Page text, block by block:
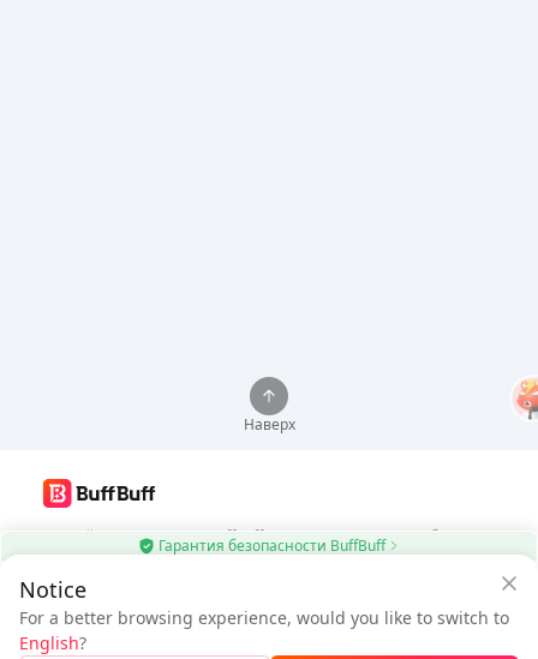
Гарантия безопасности BuffBuff
$0.19
Новый пользователь: Скидка
$0.10
$0.29
К оплате
Notice
For a better browsing experience, would you like to switch to
English?
Наверх
Используйте приложение BuffBuff для автоматического обновления
приложений Android
Скачать BuffBuff
Подписаться